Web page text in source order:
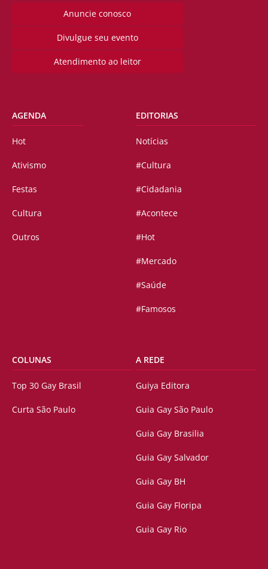
Anuncie conosco
Divulgue seu evento
Atendimento ao leitor
AGENDA
Hot
Ativismo
Festas
Cultura
Outros
EDITORIAS
Notícias
#Cultura
#Cidadania
#Acontece
#Hot
#Mercado
#Saúde
#Famosos
COLUNAS
Top 30 Gay Brasil
Curta São Paulo
A REDE
Guiya Editora
Guia Gay São Paulo
Guia Gay Brasilia
Guia Gay Salvador
Guia Gay BH
Guia Gay Floripa
Guia Gay Rio